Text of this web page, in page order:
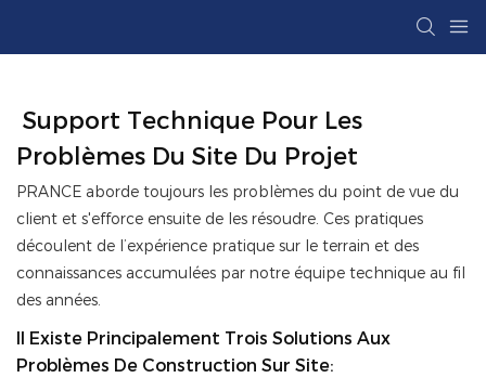
Support Technique Pour Les
Problèmes Du Site Du Projet
PRANCE aborde toujours les problèmes du point de vue du
client et s'efforce ensuite de les résoudre. Ces pratiques
découlent de l’expérience pratique sur le terrain et des
connaissances accumulées par notre équipe technique au fil
des années.
Il Existe Principalement Trois Solutions Aux
Problèmes De Construction Sur Site: